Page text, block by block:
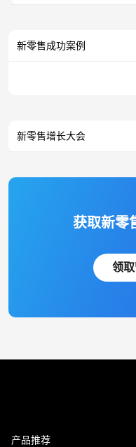
新零售成功案例
新零售增长大会
获取新零
领
产品推荐